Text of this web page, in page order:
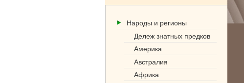
Народы и регионы
Дележ знатных предков
Америка
Австралия
Африка